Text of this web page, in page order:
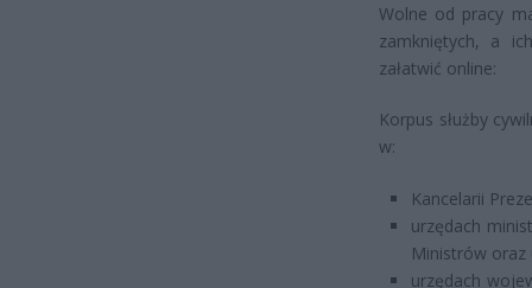
Wolne od pracy
zamkniętych, a
załatwić online:
Korpus służby
w:
Kancelarii
urzędach
Ministrów oraz
urzędach